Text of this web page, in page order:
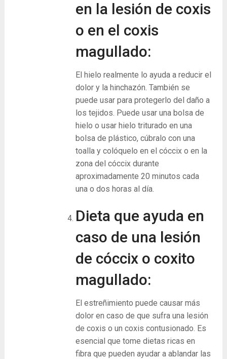
en la lesión de coxis
o en el coxis
magullado:
El hielo realmente lo ayuda a reducir el
dolor y la hinchazón. También se
puede usar para protegerlo del daño a
los tejidos. Puede usar una bolsa de
hielo o usar hielo triturado en una
bolsa de plástico, cúbralo con una
toalla y colóquelo en el cóccix o en la
zona del cóccix durante
aproximadamente 20 minutos cada
una o dos horas al día.
Dieta que ayuda en
caso de una lesión
de cóccix o coxito
magullado:
El estreñimiento puede causar más
dolor en caso de que sufra una lesión
de coxis o un coxis contusionado. Es
esencial que tome dietas ricas en
fibra que pueden ayudar a ablandar las